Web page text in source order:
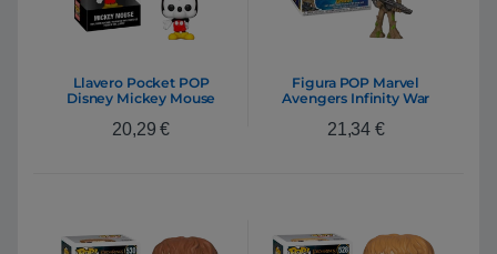
Llavero Pocket POP
Disney Mickey Mouse
20,29€
Figura POP Marvel
Avengers Infinity War
21,34 €